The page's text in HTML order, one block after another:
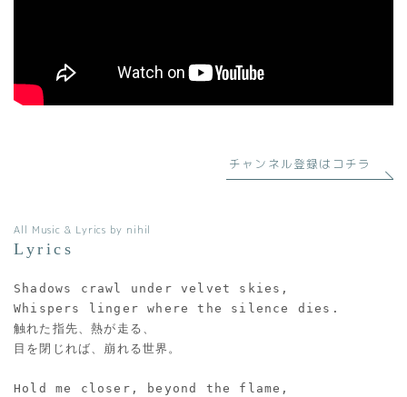
チャンネル登録はコチラ
All Music & Lyrics by nihil
Lyrics
Shadows crawl under velvet skies,
Whispers linger where the silence dies.
触れた指先、熱が走る、
目を閉じれば、崩れる世界。
Hold me closer, beyond the flame,